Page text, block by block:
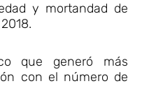
y mortandad de
que generó más
con el número de